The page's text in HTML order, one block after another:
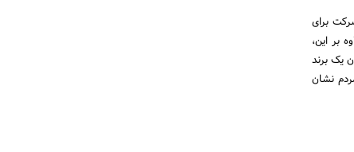
برای
بر این،
یک برند
نشان